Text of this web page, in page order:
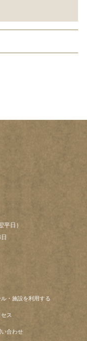
日）
ル・施設を利用する
ス
い合わせ